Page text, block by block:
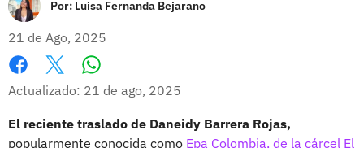
Por: Luisa Fernanda Bejarano
21 de Ago, 2025
Facebook
X
Actualizado: 21 de ago, 2025
El reciente traslado de Daneidy Barrera Rojas,
popularmente conocida como Epa Colombia, de la cárcel El